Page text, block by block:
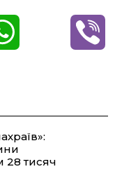
t
28 тисяч